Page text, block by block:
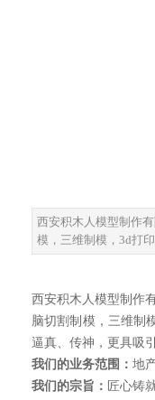
西安积木人模型制作
模，三维制模，3d打
西安积木人模型制作
脑切割制模，三维制
逼真、传神，更具吸
我们的业务范围： 地
我们的宗旨： 匠心铸